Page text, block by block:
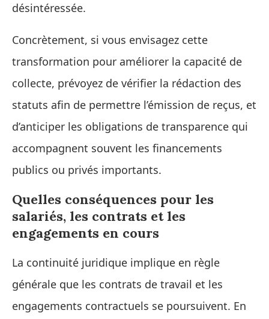
désintéressée.
Concrètement, si vous envisagez cette
transformation pour améliorer la capacité de
collecte, prévoyez de vérifier la rédaction des
statuts afin de permettre l’émission de reçus, et
d’anticiper les obligations de transparence qui
accompagnent souvent les financements
publics ou privés importants.
Quelles conséquences pour les
salariés, les contrats et les
engagements en cours
La continuité juridique implique en règle
générale que les contrats de travail et les
engagements contractuels se poursuivent. En